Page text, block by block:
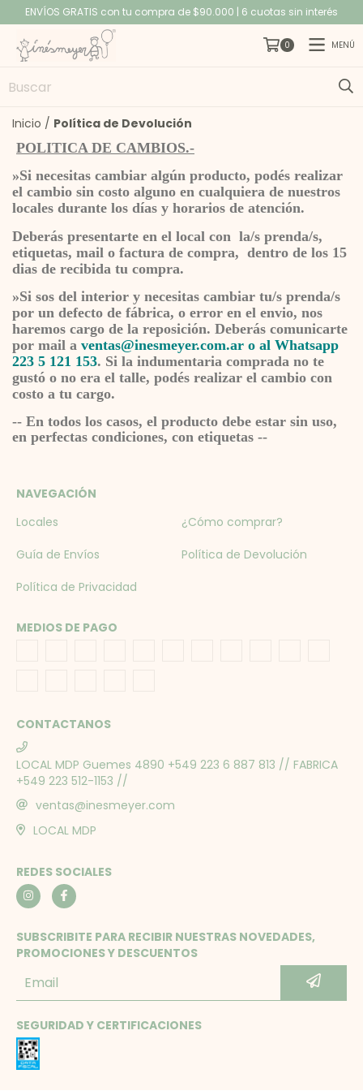
ENVÍOS GRATIS con tu compra de $90.000 | 6 cuotas sin interés
0 MENÚ
Inicio / Política de Devolución
POLITICA DE CAMBIOS.-
»Si necesitas cambiar algún producto, podés realizar
el cambio sin costo alguno en cualquiera de nuestros
locales durante los días y horarios de atención.
Deberás presentarte en el local con la/s prenda/s,
etiquetas, mail o factura de compra, dentro de los 15
dias de recibida tu compra.
»Si sos del interior y necesitas cambiar tu/s prenda/s
por un defecto de fábrica, o error en el envio, nos
haremos cargo de la reposición. Deberás comunicarte
por mail a ventas@inesmeyer.com.ar o al Whatsapp
223 5 121 153. Si la indumentaria comprada no te
gustó o no era el talle, podés realizar el cambio con
costo a tu cargo.
-- En todos los casos, el producto debe estar sin uso,
en perfectas condiciones, con etiquetas --
NAVEGACIÓN
Locales
¿Cómo comprar?
Guía de Envíos
Política de Devolución
Política de Privacidad
MEDIOS DE PAGO
CONTACTANOS
LOCAL MDP Guemes 4890 +549 223 6 887 813 // FABRICA
+549 223 512-1153 //
ventas@inesmeyer.com
LOCAL MDP
REDES SOCIALES
SUBSCRIBITE PARA RECIBIR NUESTRAS NOVEDADES,
PROMOCIONES Y DESCUENTOS
SEGURIDAD Y CERTIFICACIONES